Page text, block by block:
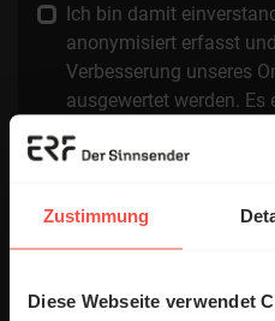
Zustimmung
Diese Webseite verwendet
Ich bin damit
anonymisiert erfasst
Verbesserung unseres
ausgewertet werden.
Ihrer Daten an Dritte.
Datenschutzerklärung
uns das Kürzen von
Veröffentlichung besteht nicht.